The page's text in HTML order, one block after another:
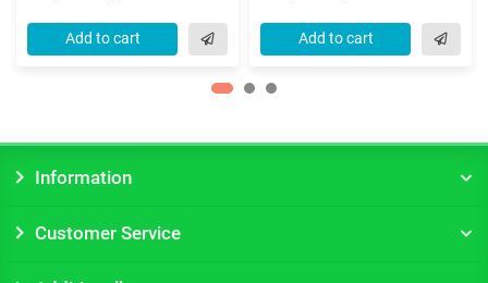
Add to cart Add to cart
Information
Customer Service